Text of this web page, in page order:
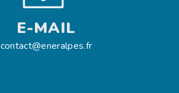
E-MAIL
contact@eneralpes.fr